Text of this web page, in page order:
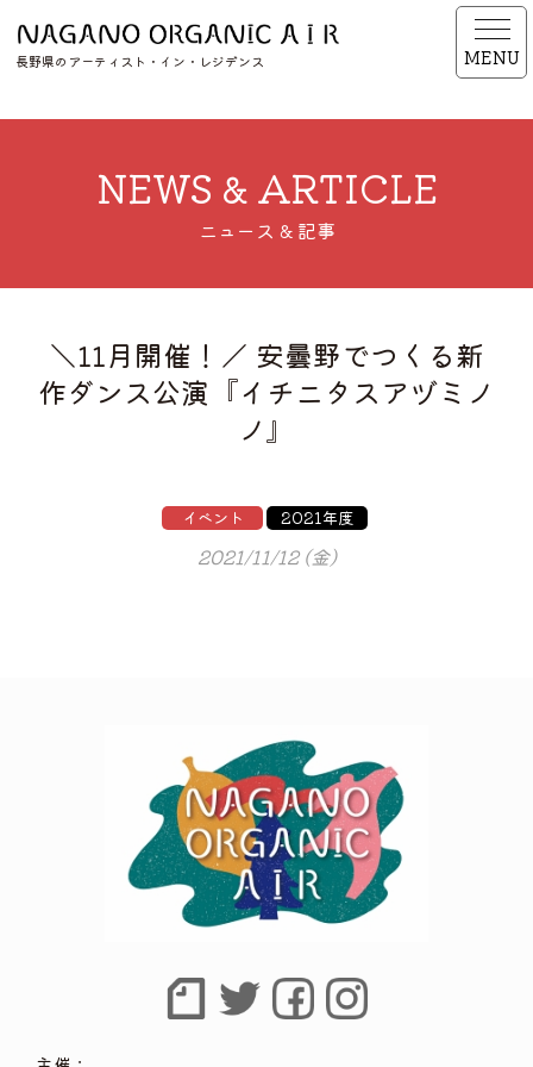
長野県のアーティスト・イン・レジデンス MENU
NEWS & ARTICLE
ニュース & 記事
＼11月開催！／ 安曇野でつくる新
作ダンス公演『イチニタスアヅミノ
ノ』
イベント 2021年度
2021/11/12 (金)